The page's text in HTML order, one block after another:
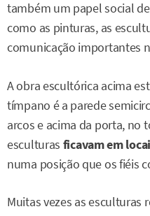
também um papel social
como as pinturas, as
comunicação importantes
A obra escultórica acima
tímpano é a parede
arcos e acima da porta, no
esculturas ficavam em
numa posição que os fiéis
Muitas vezes as esculturas